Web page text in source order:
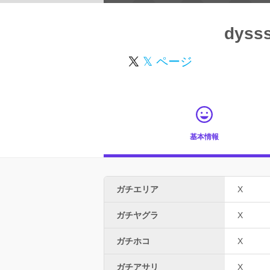
𝕏 ページ
基本情報
ガチエリア X
ガチヤグラ X
ガチホコ X
ガチアサリ X